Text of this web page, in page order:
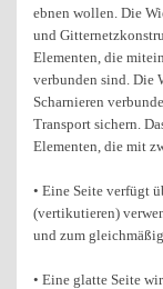
ebnen wollen. Die
und
Elementen, die
verbunden sind. Die
Scharnieren
Transport sichern.
Elementen, die mit
• Eine Seite verfügt
(vertikutieren)
und zum
• Eine glatte Seite